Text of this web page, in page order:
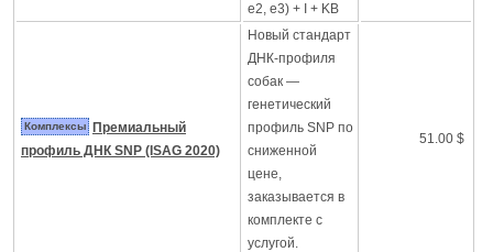
e2, e3) + I + KB
Комплексы
Премиальный
профиль ДНК SNP (ISAG 2020)
Новый стандарт
ДНК-профиля
собак —
генетический
профиль SNP по
сниженной
цене,
заказывается в
комплекте с
услугой.
51.00 $